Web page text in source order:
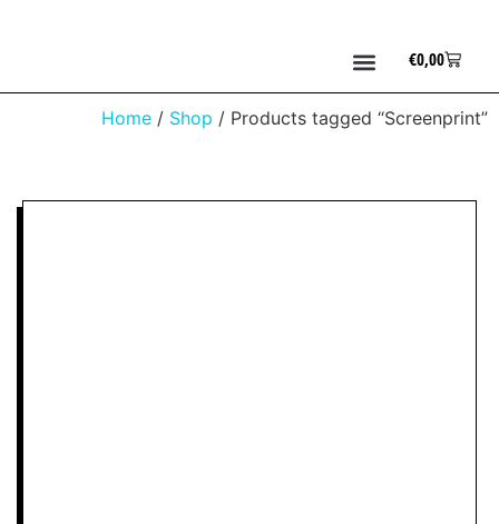
€0,00
Home / Shop / Products tagged “Screenprint”